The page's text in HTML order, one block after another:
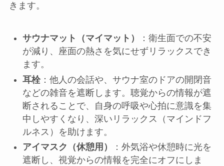
きます。
サウナマット（マイマット）
：衛生面での不安
が減り、座面の熱さを気にせずリラックスでき
ます。
耳栓：他人の会話や、サウナ室のドアの開閉音
などの雑音を遮断します。聴覚からの情報が遮
断されることで、自身の呼吸や心拍に意識を集
中しやすくなり、深いリラックス（マインドフ
ルネス）を助けます。
アイマスク（休憩用）
：外気浴や休憩時に光を
遮断し、視覚からの情報を完全にオフにしま